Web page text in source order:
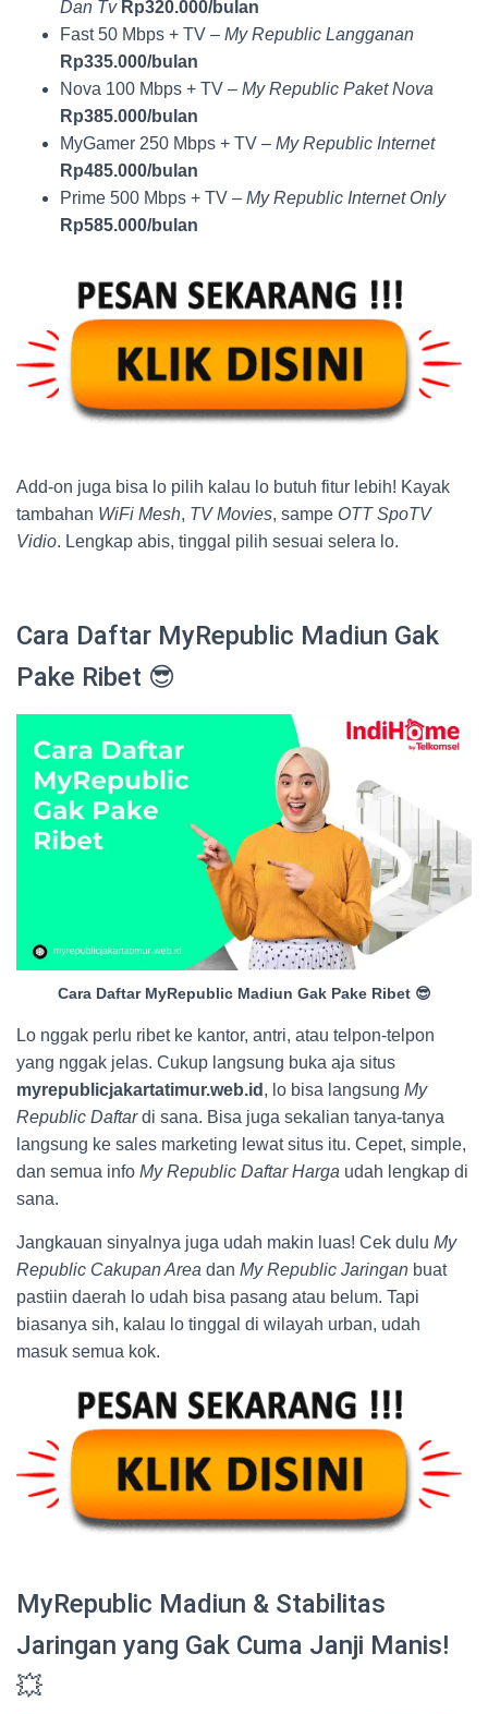
Dan Tv Rp320.000/bulan
Fast 50 Mbps + TV – My Republic Langganan
Rp335.000/bulan
Nova 100 Mbps + TV – My Republic Paket Nova
Rp385.000/bulan
MyGamer 250 Mbps + TV – My Republic Internet
Rp485.000/bulan
Prime 500 Mbps + TV – My Republic Internet Only
Rp585.000/bulan
Add-on juga bisa lo pilih kalau lo butuh fitur lebih! Kayak
tambahan WiFi Mesh, TV Movies, sampe OTT SpoTV
Vidio. Lengkap abis, tinggal pilih sesuai selera lo.
Cara Daftar MyRepublic Madiun Gak
Pake Ribet 😎
Cara Daftar MyRepublic Madiun Gak Pake Ribet 😎
Lo nggak perlu ribet ke kantor, antri, atau telpon-telpon
yang nggak jelas. Cukup langsung buka aja situs
myrepublicjakartatimur.web.id , lo bisa langsung My
Republic Daftardi sana. Bisa juga sekalian tanya-tanya
langsung ke sales marketing lewat situs itu. Cepet, simple,
dan semua info My Republic Daftar Harga udah lengkap di
sana.
Jangkauan sinyalnya juga udah makin luas! Cek dulu My
Republic Cakupan Area dan My Republic Jaringan buat
pastiin daerah lo udah bisa pasang atau belum. Tapi
biasanya sih, kalau lo tinggal di wilayah urban, udah
masuk semua kok.
MyRepublic Madiun & Stabilitas
Jaringan yang Gak Cuma Janji Manis!
💥